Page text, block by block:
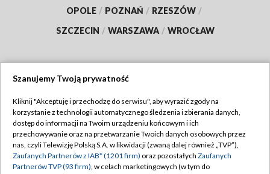
OPOLE / POZNAŃ / RZESZÓW /
SZCZECIN / WARSZAWA / WROCŁAW
TVP
Abonament TVP
Emisja w TVP
Regulamin TVP
Polityka prywatności
Szanujemy Twoją prywatność
Kliknij "Akceptuję i przechodzę do serwisu", aby wyrazić zgody na
korzystanie z technologii automatycznego śledzenia i zbierania danych,
dostęp do informacji na Twoim urządzeniu końcowym i ich
przechowywanie oraz na przetwarzanie Twoich danych osobowych przez
nas, czyli Telewizję Polską S.A. w likwidacji (zwaną dalej również „TVP”),
Zaufanych Partnerów z IAB* (1201 firm) oraz pozostałych Zaufanych
Partnerów TVP (93 firm), w celach marketingowych (w tym do